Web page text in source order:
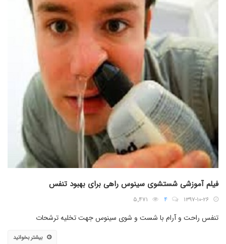
فیلم آموزشی شستشوی سینوس راهی برای بهبود تنفس
۱۳۹۷-۱۰-۲۶ ۴ ۵٬۴۷۱
تنفس راحت و آرام با شست و شوی سینوس جهت تخلیه ترشحات
بیشتر بخوانید